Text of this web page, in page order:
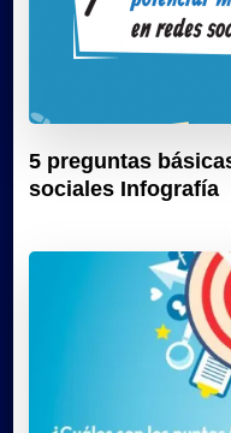
5 preguntas
sociales Infografía